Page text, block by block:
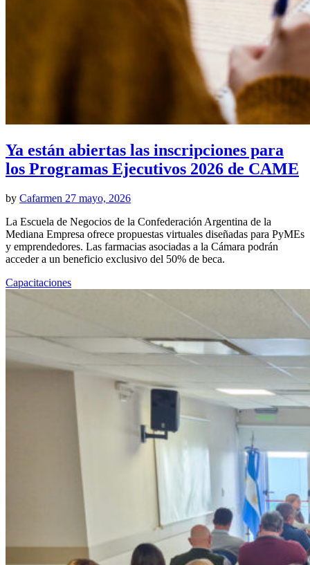
Ya están abiertas las inscripciones para
los Programas Ejecutivos 2026 de CAME
by Cafarmen 27 mayo, 2026
La Escuela de Negocios de la Confederación Argentina de la
Mediana Empresa ofrece propuestas virtuales diseñadas para PyMEs
y emprendedores. Las farmacias asociadas a la Cámara podrán
acceder a un beneficio exclusivo del 50% de beca.
Capacitaciones